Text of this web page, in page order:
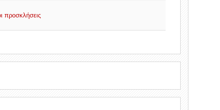
προσκλήσεις